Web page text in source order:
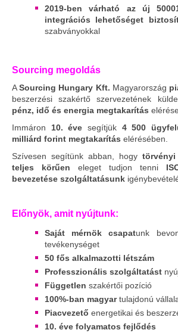
2019-ben várható az új
integrációs lehetőséget
szabványokkal
Sourcing megoldás
ASourcing Hungary Kft. Magyarország
beszerzési szakértő szervezetének
pénz, idő és energia megtakarítás
Immáron 10. éve segítjük 4 500
milliárd forint megtakarítás elérésében.
Szívesen segítünk abban, hogy törvényi
teljes körűen eleget tudjon tenni
bevezetése szolgáltatásunk
Előnyök, amit nyújtunk:
Saját mérnök csapatunk
tevékenységet
50 fős alkalmazotti létszám
Professzionális szolgáltatást
Független szakértői pozíció
100%-ban magyartulajdonú
Piacvezető energetikai és
10. éve folyamatos fejlődés